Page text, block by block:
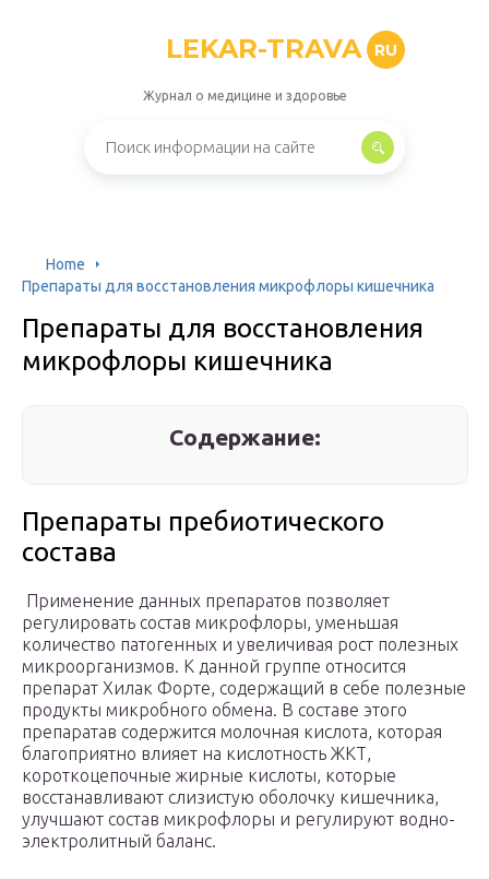
LEKAR-TRAVA RU
Журнал о медицине и здоровье
Home
Препараты для восстановления микрофлоры кишечника
Препараты для восстановления
микрофлоры кишечника
Содержание:
Препараты пребиотического
состава
Применение данных препаратов позволяет
регулировать состав микрофлоры, уменьшая
количество патогенных и увеличивая рост полезных
микроорганизмов. К данной группе относится
препарат Хилак Форте, содержащий в себе полезные
продукты микробного обмена. В составе этого
препаратав содержится молочная кислота, которая
благоприятно влияет на кислотность ЖКТ,
короткоцепочные жирные кислоты, которые
восстанавливают слизистую оболочку кишечника,
улучшают состав микрофлоры и регулируют водно-
электролитный баланс.